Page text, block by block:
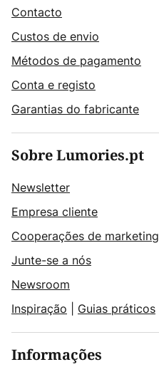
Contacto
Custos de envio
Métodos de pagamento
Conta e registo
Garantias do fabricante
Sobre Lumories.pt
Newsletter
Empresa cliente
Cooperações de marketing
Junte-se a nós
Newsroom
Inspiração
Guias práticos
Informações